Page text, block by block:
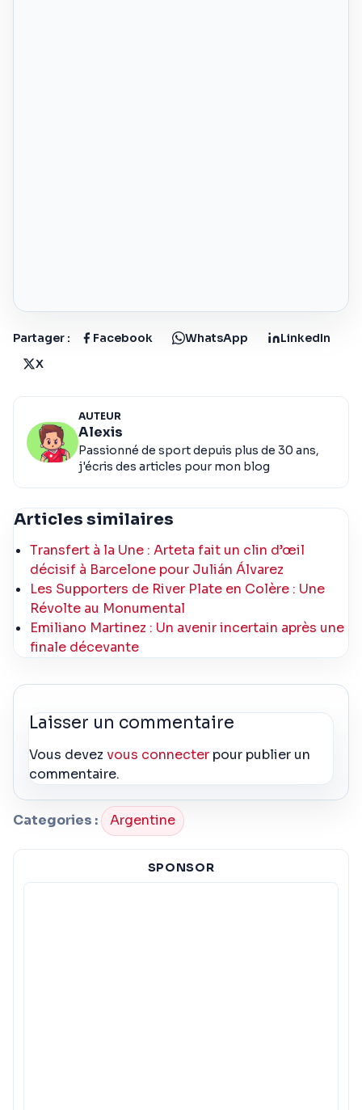
Partager : Facebook WhatsApp
LinkedIn
X
AUTEUR
Alexis
Passionné de sport depuis plus de 30 ans,
j'écris des articles pour mon blog
Articles similaires
Transfert à la Une : Arteta fait un clin d’œil
décisif à Barcelone pour Julián Álvarez
Les Supporters de River Plate en Colère : Une
Révolte au Monumental
Emiliano Martinez : Un avenir incertain après une
finale décevante
Laisser un commentaire
Vous devezvous connecter pour publier un
commentaire.
Categories : Argentine
SPONSOR